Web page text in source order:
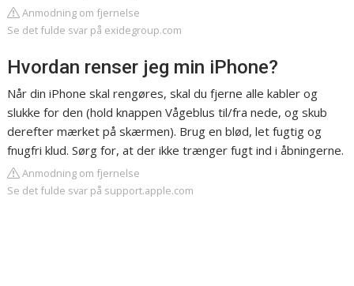
Anmodning om fjernelse
Se det fulde svar på exidegroup.com
Hvordan renser jeg min iPhone?
Når din iPhone skal rengøres, skal du fjerne alle kabler og
slukke for den (hold knappen Vågeblus til/fra nede, og skub
derefter mærket på skærmen). Brug en blød, let fugtig og
fnugfri klud. Sørg for, at der ikke trænger fugt ind i åbningerne.
Anmodning om fjernelse
Se det fulde svar på support.apple.com